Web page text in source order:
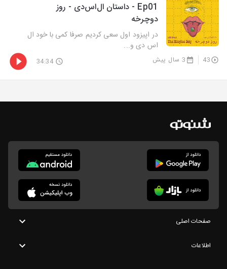
Ep01 - داستان ال‌اس‌دی - روز
دوچرخه
در اپیزود اول سعی کردیم صرفا کمی با خود ال
اس دی و...
43 3 سال پیش 34:34
صفحات اصلی
اطلاعات